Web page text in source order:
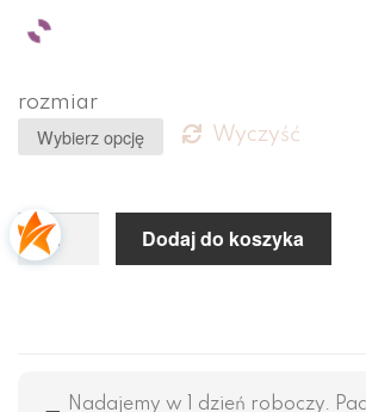
rozmiar
Wyczyść
Dodaj do koszyka
Nadajemy w 1 dzień roboczy.